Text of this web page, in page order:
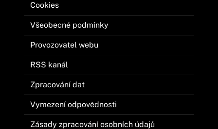
Cookies
Všeobecné podmínky
Provozovatel webu
RSS kanál
Zpracování dat
Vymezení odpovědnosti
Zásady zpracování osobních údajů